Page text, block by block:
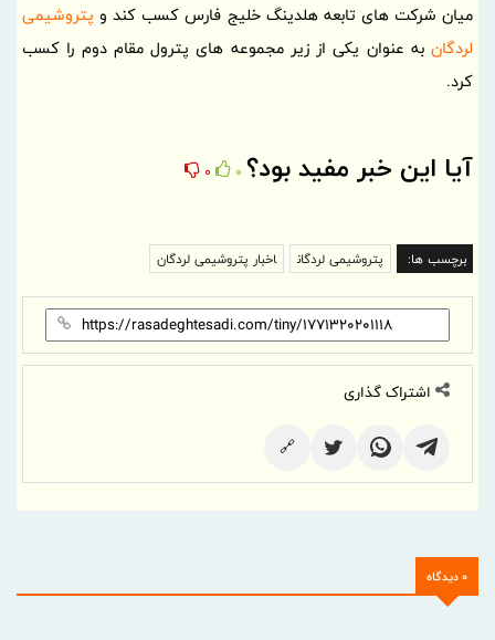
میان شرکت های تابعه هلدینگ خلیج فارس کسب کند و پتروشیمی
لردگان به عنوان یکی از زیر مجموعه های پترول مقام دوم را کسب
کرد.
آیا این خبر مفید بود؟ 0
0
برچسب ها: پتروشیمی لردگان اخبار پتروشیمی لردگان
اشتراک گذاری
🔗
0 دیدگاه